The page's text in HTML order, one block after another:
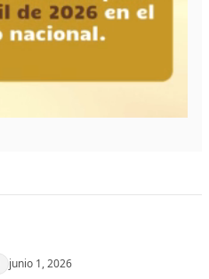
junio 1, 2026